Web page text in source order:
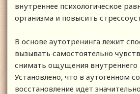
внутреннее психологическое
организма и повысить
В основе аутотренинга лежит
вызывать самостоятельно
снимать ощущения внутреннего
Установлено, что в аутогенном
восстановление идет